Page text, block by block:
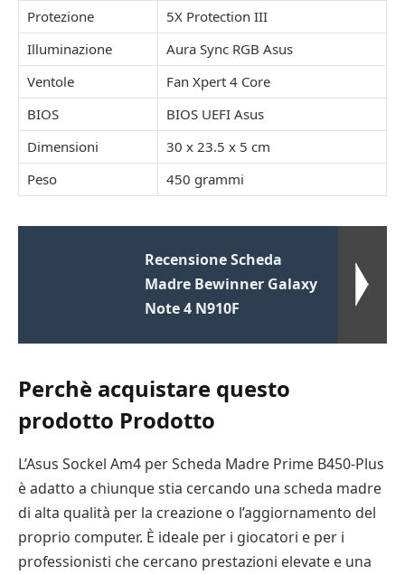
Protezione
5X Protection III
Illuminazione
Aura Sync RGB Asus
Ventole
Fan Xpert 4 Core
BIOS
BIOS UEFI Asus
Dimensioni
30 x 23.5 x 5 cm
Peso
450 grammi
Recensione Scheda
Madre Bewinner Galaxy
Note 4 N910F
Perchè acquistare questo
prodotto Prodotto
L’Asus Sockel Am4 per Scheda Madre Prime B450-Plus
è adatto a chiunque stia cercando una scheda madre
di alta qualità per la creazione o l’aggiornamento del
proprio computer. È ideale per i giocatori e per i
professionisti che cercano prestazioni elevate e una